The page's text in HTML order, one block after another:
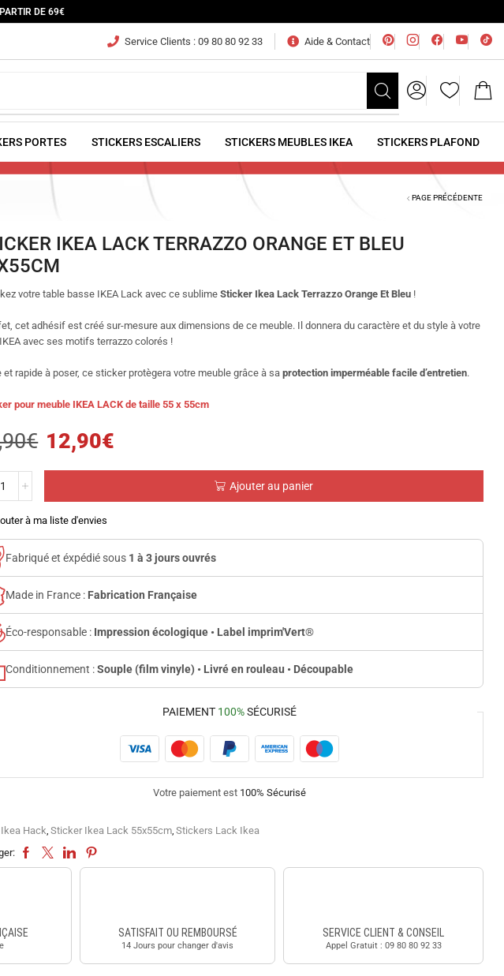
DE 69€
Service Clients : 09 80 80 92 33 Aide & Contact
PORTES STICKERS ESCALIERS STICKERS MEUBLES IKEA STICKERS PLAFOND
PAGE PRÉCÉDENTE
IKEA LACK TERRAZZO ORANGE ET BLEU
votre table basse IKEA Lack avec ce sublimeSticker Ikea Lack Terrazzo Orange Et Bleu !
cet adhésif est créé sur-mesure aux dimensions de ce meuble. Il donnera du caractère et du style à votre
avec ses motifs terrazzo colorés !
et rapide à poser, ce sticker protègera votre meuble grâce à saprotection imperméable facile d’entretien.
pour meuble IKEA LACK de taille 55 x 55cm
€ 12,90€
Ajouter au panier
à ma liste d'envies
Fabriqué et éxpédié sous 1 à 3 jours ouvrés
Made in France : Fabrication Française
Éco-responsable : Impression écologique • Label imprim'Vert®
Conditionnement :Souple (film vinyle) • Livré en rouleau • Découpable
PAIEMENT 100%SÉCURISÉ
Votre paiement est 100% Sécurisé
Ikea Hack, Sticker Ikea Lack 55x55cm, Stickers Lack Ikea
SATISFAIT OU REMBOURSÉ
14 Jours pour changer d'avis
SERVICE CLIENT & CONSEIL
Appel Gratuit : 09 80 80 92 33